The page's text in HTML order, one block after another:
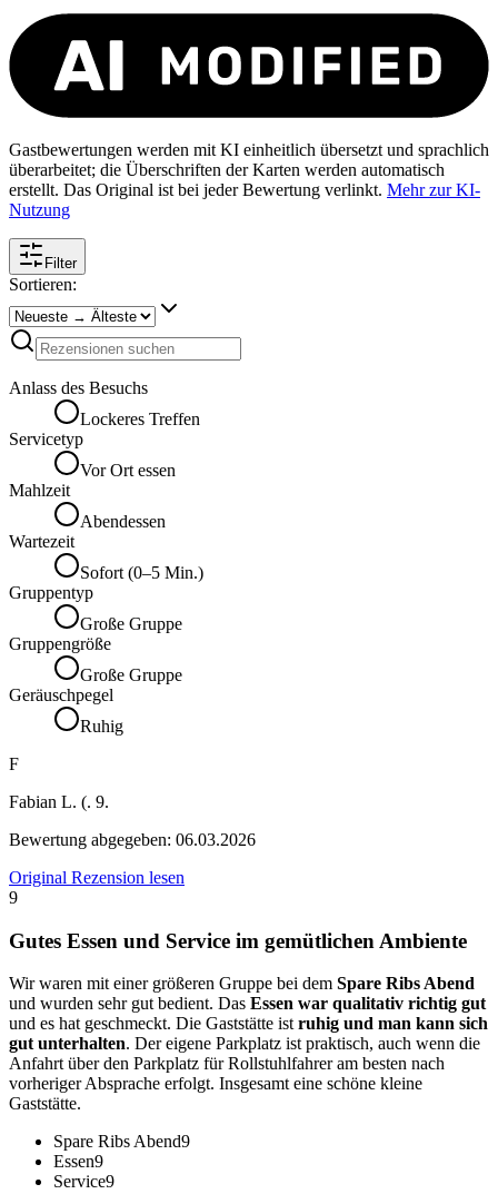
Gastbewertungen werden mit KI einheitlich übersetzt und sprachlich
überarbeitet; die Überschriften der Karten werden automatisch
erstellt. Das Original ist bei jeder Bewertung verlinkt. Mehr zur KI-
Nutzung
Filter
Sortieren:
Anlass des Besuchs
Lockeres Treffen
Servicetyp
Vor Ort essen
Mahlzeit
Abendessen
Wartezeit
Sofort (0–5 Min.)
Gruppentyp
Große Gruppe
Gruppengröße
Große Gruppe
Geräuschpegel
Ruhig
F
Fabian L. (. 9.
Bewertung abgegeben: 06.03.2026
Original Rezension lesen
9
Gutes Essen und Service im gemütlichen Ambiente
Wir waren mit einer größeren Gruppe bei dem Spare Ribs Abend
und wurden sehr gut bedient. Das Essen war qualitativ richtig gut
und es hat geschmeckt. Die Gaststätte ist ruhig und man kann sich
gut unterhalten. Der eigene Parkplatz ist praktisch, auch wenn die
Anfahrt über den Parkplatz für Rollstuhlfahrer am besten nach
vorheriger Absprache erfolgt. Insgesamt eine schöne kleine
Gaststätte.
Spare Ribs Abend9
Essen9
Service9